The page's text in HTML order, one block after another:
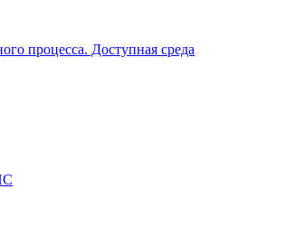
процесса. Доступная среда